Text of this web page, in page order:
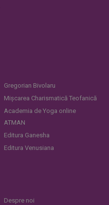
Gregorian Bivolaru
Mișcarea Charismatică Teofanică
Academia de Yoga online
ATMAN
Editura Ganesha
Editura Venusiana
Despre noi